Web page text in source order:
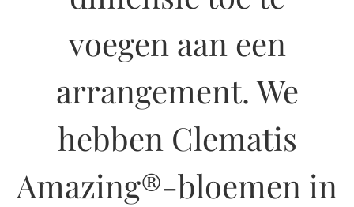
voegen aan een
arrangement. We
hebben Clematis
Amazing®-bloemen in